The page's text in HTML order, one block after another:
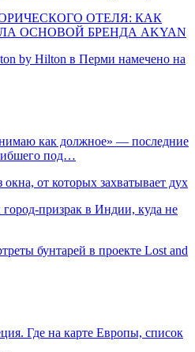
ОТЕЛЯ: КАК
ОСНОВОЙ БРЕНДА AKYAN
by Hilton в Перми намечено на
как должное» — последние
под…
от которых захватывает дух
призрак в Индии, куда не
бунтарей в проекте Lost and
Где на карте Европы, список